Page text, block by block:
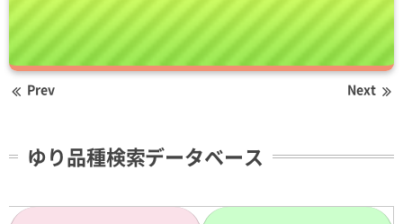
Prev Next
ゆり品種検索データベース